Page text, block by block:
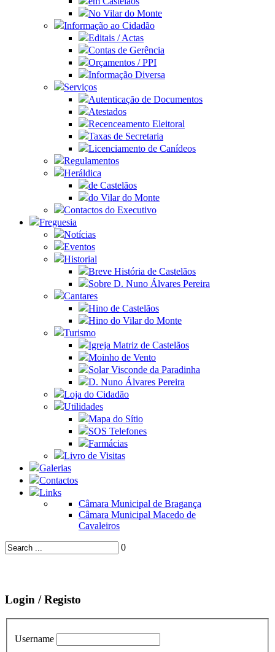
No Vilar do Monte
Informação ao Cidadão
Editais / Actas
Contas de Gerência
Orçamentos / PPI
Informação Diversa
Serviços
Autenticação de Documentos
Atestados
Recenceamento Eleitoral
Taxas de Secretaria
Licenciamento de Canídeos
Regulamentos
Heráldica
de Castelãos
do Vilar do Monte
Contactos do Executivo
Freguesia
Notícias
Eventos
Historial
Breve História de Castelãos
Sobre D. Nuno Álvares Pereira
Cantares
Hino de Castelãos
Hino do Vilar do Monte
Turismo
Igreja Matriz de Castelãos
Moinho de Vento
Solar Visconde da Paradinha
D. Nuno Álvares Pereira
Loja do Cidadão
Utilidades
Mapa do Sítio
SOS Telefones
Farmácias
Livro de Visitas
Galerias
Contactos
Links
Câmara Municipal de Bragança
Câmara Municipal Macedo de
Cavaleiros
0
Login / Registo
Username